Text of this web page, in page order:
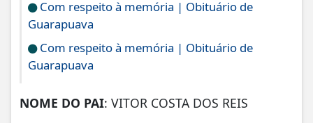
Com respeito à memória | Obituário de
Guarapuava
Com respeito à memória | Obituário de
Guarapuava
NOME DO PAI: VITOR COSTA DOS REIS